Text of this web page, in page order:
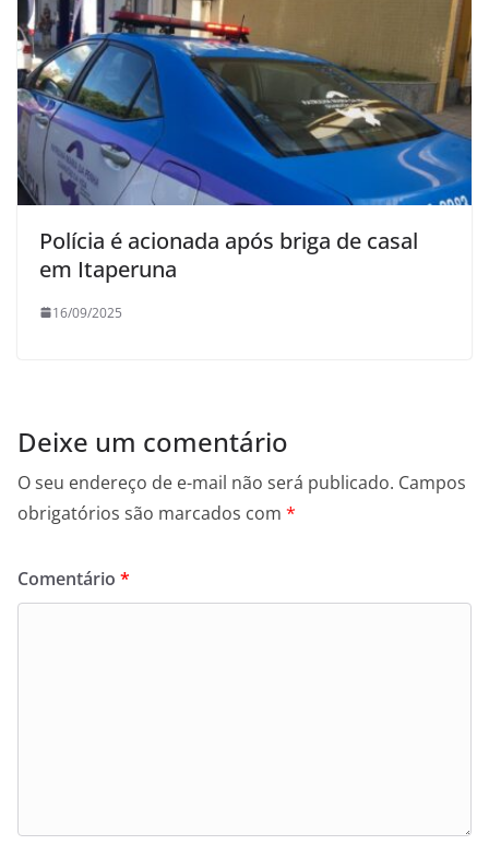
Polícia é acionada após briga de casal
em Itaperuna
16/09/2025
Deixe um comentário
O seu endereço de e-mail não será publicado. Campos
obrigatórios são marcados com *
Comentário *